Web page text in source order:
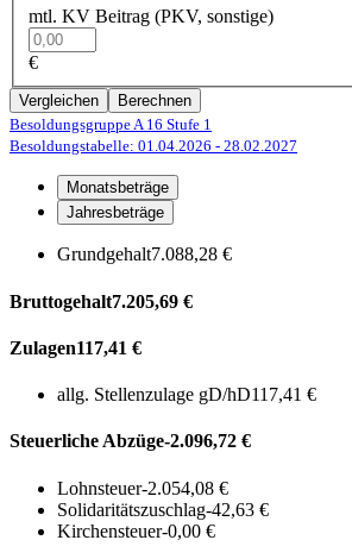
mtl. KV Beitrag (PKV, sonstige)
€
Vergleichen
Berechnen
Besoldungsgruppe A 16 Stufe 1
Besoldungstabelle: 01.04.2026 - 28.02.2027
Monatsbeträge
Jahresbeträge
Grundgehalt7.088,28 €
Bruttogehalt7.205,69 €
Zulagen117,41 €
allg. Stellenzulage gD/hD117,41 €
Steuerliche Abzüge-2.096,72 €
Lohnsteuer-2.054,08 €
Solidaritätszuschlag-42,63 €
Kirchensteuer-0,00 €